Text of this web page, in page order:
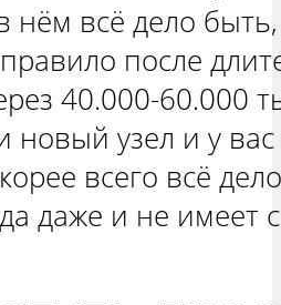
нём всё дело
правило после
40.000-60.000
новый узел и у
всего всё
даже и не имеет